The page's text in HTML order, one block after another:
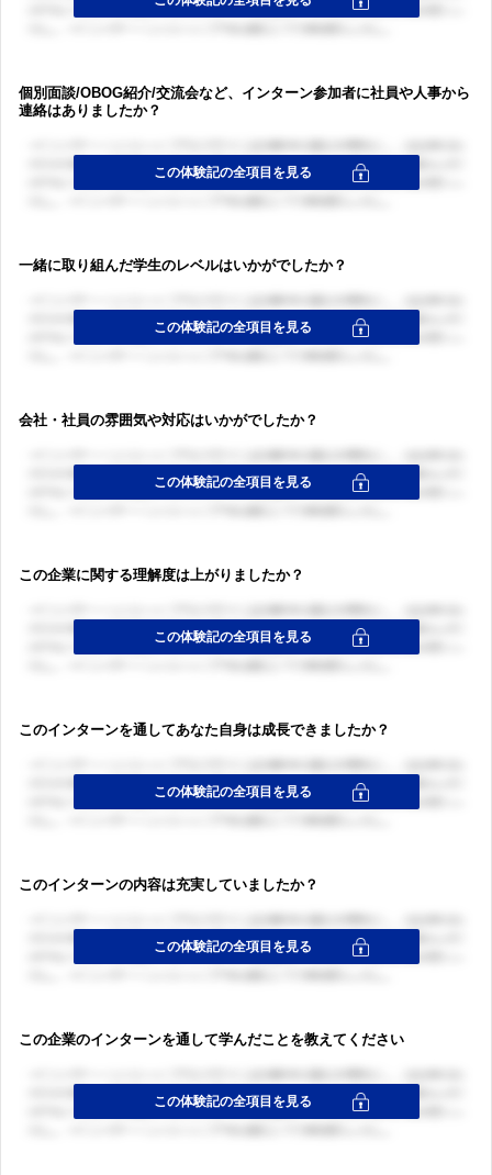
個別面談/OBOG紹介/交流会など、インターン参加者に社員や人事から
連絡はありましたか？
一緒に取り組んだ学生のレベルはいかがでしたか？
会社・社員の雰囲気や対応はいかがでしたか？
この企業に関する理解度は上がりましたか？
このインターンを通してあなた自身は成長できましたか？
このインターンの内容は充実していましたか？
この企業のインターンを通して学んだことを教えてください
ログイン・会員登録